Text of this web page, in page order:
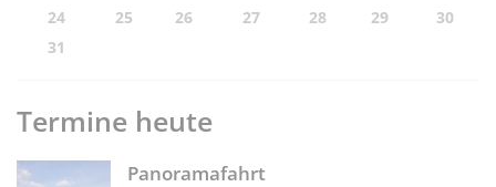
24
25 26 27 28 29
30
31
Termine heute
Panoramafahrt